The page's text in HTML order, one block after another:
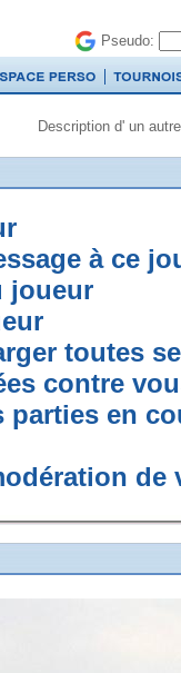
Pseudo:
Description d' un
à ce
joueur
toutes
contre
parties en
de